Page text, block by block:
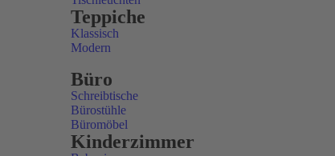
Teppiche
Klassisch
Modern
Büro
Schreibtische
Bürostühle
Büromöbel
Kinderzimmer